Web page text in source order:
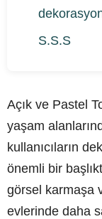
S.S.S
Açık ve Pastel
yaşam
kullanıcıların
önemli bir
görsel karmaşa
evlerinde daha